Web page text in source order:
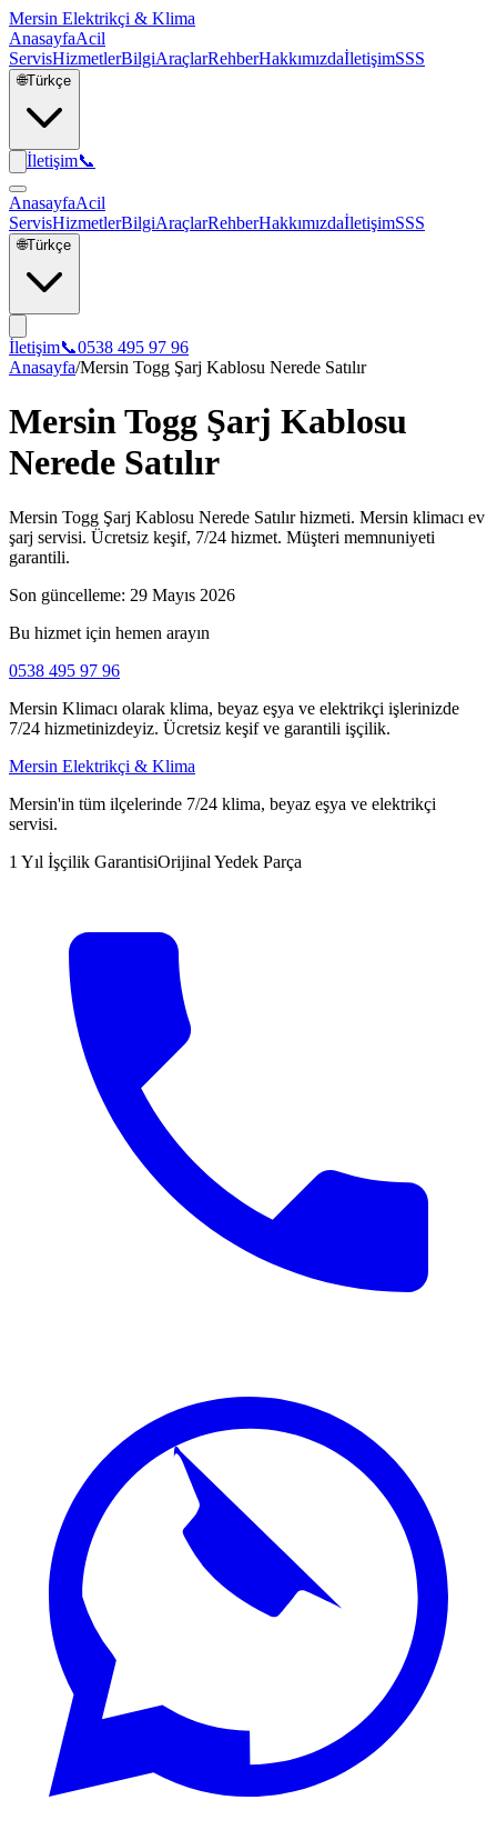
Mersin Elektrikçi & Klima
AnasayfaAcil
ServisHizmetlerBilgiAraçlarRehberHakkımızdaİletişimSSS
🌐Türkçe
İletişim📞
AnasayfaAcil
ServisHizmetlerBilgiAraçlarRehberHakkımızdaİletişimSSS
🌐Türkçe
İletişim📞0538 495 97 96
Anasayfa/Mersin Togg Şarj Kablosu Nerede Satılır
Mersin Togg Şarj Kablosu
Nerede Satılır
Mersin Togg Şarj Kablosu Nerede Satılır hizmeti. Mersin klimacı ev
şarj servisi. Ücretsiz keşif, 7/24 hizmet. Müşteri memnuniyeti
garantili.
Son güncelleme: 29 Mayıs 2026
Bu hizmet için hemen arayın
0538 495 97 96
Mersin Klimacı olarak klima, beyaz eşya ve elektrikçi işlerinizde
7/24 hizmetinizdeyiz. Ücretsiz keşif ve garantili işçilik.
Mersin Elektrikçi & Klima
Mersin'in tüm ilçelerinde 7/24 klima, beyaz eşya ve elektrikçi
servisi.
1 Yıl İşçilik GarantisiOrijinal Yedek Parça